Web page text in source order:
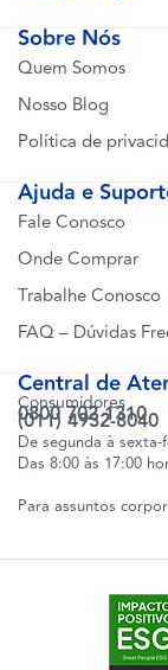
Sobre Nós
Quem Somos
Nosso Blog
Política de
Ajuda e
Fale Conosco
Onde Comprar
Trabalhe Conosco
FAQ – Dúvidas
Central de
Consumidores
0800 702 1310
(011) 4932-8040
De segunda à
Das 8:00 às 17:00
Para assuntos